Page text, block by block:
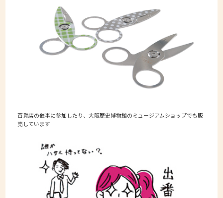
百貨店の催事に参加したり、大阪歴史博物館のミュージアムショップでも販
売しています